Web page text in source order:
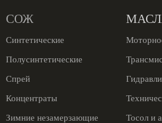
СОЖ
Синтетические
Полусинтетические
Спрей
Концентраты
Зимние незамерзающие Тосол и